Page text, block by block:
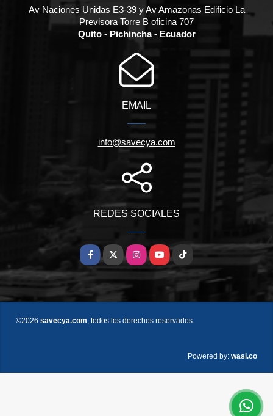
Av Naciones Unidas E3-39 y Av Amazonas Edificio La
Previsora Torre B oficina 707
Quito - Pichincha - Ecuador
EMAIL
info@savecya.com
REDES SOCIALES
Facebook
X InstagramYouTubeTikTok
©2026 savecya.com, todos los derechos reservados.
Powered by: wasi.co